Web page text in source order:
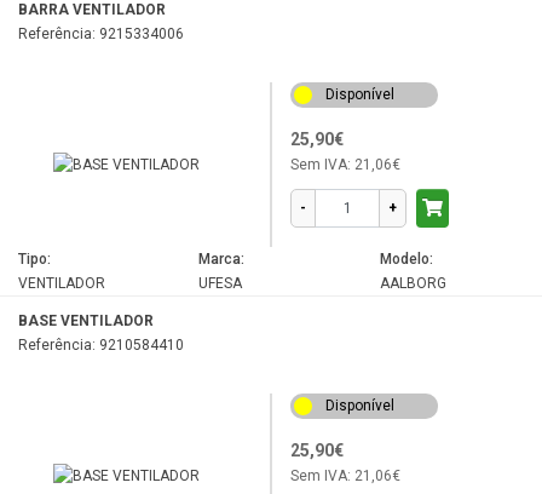
BARRA VENTILADOR
Referência: 9215334006
Tipo:
VENTILADOR
Marca:
UFESA
Modelo:
AALBORG
BASE VENTILADOR
Referência: 9210584410
Disponível
25,90€
Sem IVA: 21,06€
- +
Disponível
25,90€
Sem IVA: 21,06€